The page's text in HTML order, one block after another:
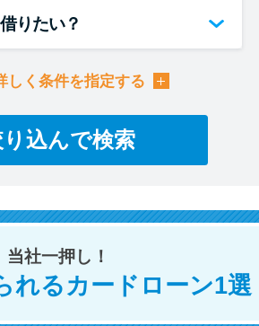
ボ払いをそのまま払いきると
！
た話
ドローン
集ページ一覧
りたい？
しく条件を指定する
込んで検索
当社一押し！
れるカードローン1選